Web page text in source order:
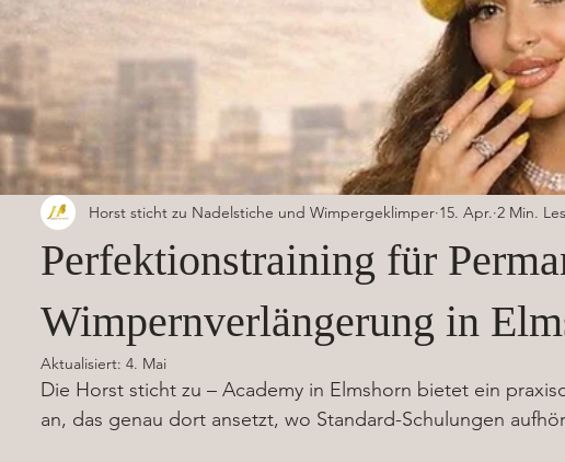
Perfektionstraining für
Wimpernverlängerung in
Horst sticht zu Nadelstiche und Wimpergeklimper 15. Apr. 2 Min.
Aktualisiert: 4. Mai
Die Horst sticht zu – Academy in Elmshorn bietet ein
an, das genau dort ansetzt, wo Standard-Schulungen